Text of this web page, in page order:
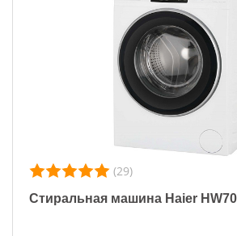
(29)
Стиральная машина Haier